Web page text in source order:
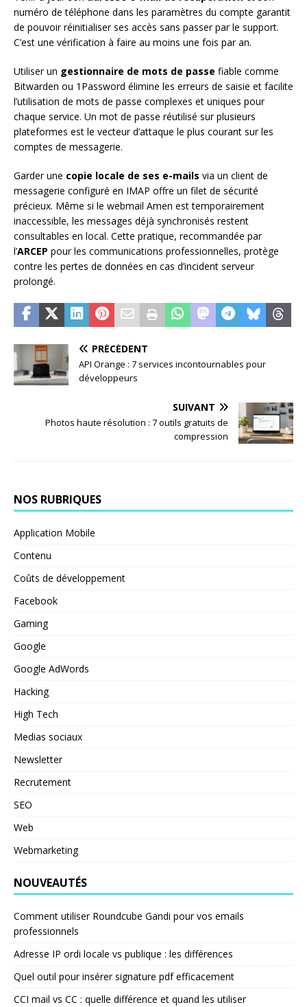
numéro de téléphone dans les paramètres du compte garantit
de pouvoir réinitialiser ses accès sans passer par le support.
C’est une vérification à faire au moins une fois par an.
Utiliser un gestionnaire de mots de passe fiable comme
Bitwarden ou 1Password élimine les erreurs de saisie et facilite
l’utilisation de mots de passe complexes et uniques pour
chaque service. Un mot de passe réutilisé sur plusieurs
plateformes est le vecteur d’attaque le plus courant sur les
comptes de messagerie.
Garder une copie locale de ses e-mails via un client de
messagerie configuré en IMAP offre un filet de sécurité
précieux. Même si le webmail Amen est temporairement
inaccessible, les messages déjà synchronisés restent
consultables en local. Cette pratique, recommandée par
l’ARCEP pour les communications professionnelles, protège
contre les pertes de données en cas d’incident serveur
prolongé.
PRÉCÉDENT
API Orange : 7 services incontournables pour
développeurs
SUIVANT
Photos haute résolution : 7 outils gratuits de
compression
NOS RUBRIQUES
Application Mobile
Contenu
Coûts de développement
Facebook
Gaming
Google
Google AdWords
Hacking
High Tech
Medias sociaux
Newsletter
Recrutement
SEO
Web
Webmarketing
NOUVEAUTÉS
Comment utiliser Roundcube Gandi pour vos emails
professionnels
Adresse IP ordi locale vs publique : les différences
Quel outil pour insérer signature pdf efficacement
CCI mail vs CC : quelle différence et quand les utiliser